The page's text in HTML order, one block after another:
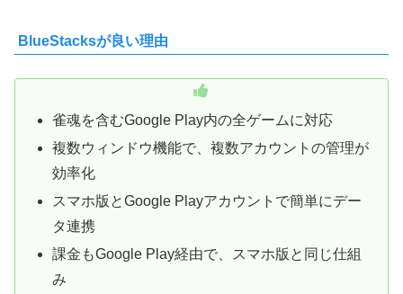
BlueStacksが良い理由
雀魂を含むGoogle Play内の全ゲームに対応
複数ウィンドウ機能で、複数アカウントの管理が
効率化
スマホ版とGoogle Playアカウントで簡単にデー
タ連携
課金もGoogle Play経由で、スマホ版と同じ仕組
み